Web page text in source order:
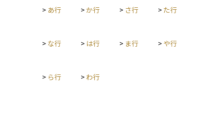
る重要な制度です。公的年金制度の一部であり、老齢基礎年金
> あ行 >か行 > さ行 > た行
> な行 > は行 > ま行 > や行
> ら行 > わ行